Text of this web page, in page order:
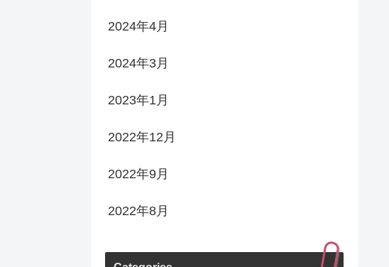
2024年4月
2024年3月
2023年1月
2022年12月
2022年9月
2022年8月